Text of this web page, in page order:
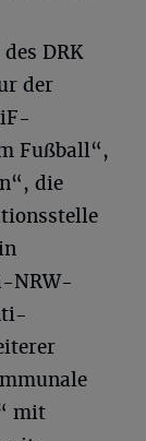
DRK
der
Fußball“,
die
NRW-
mit